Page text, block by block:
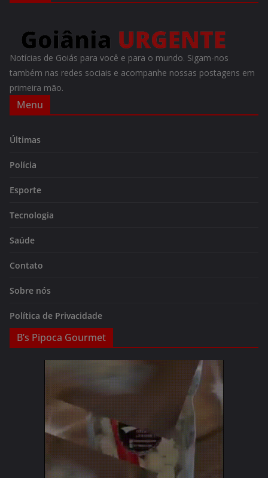
Notícias de Goiás para você e para o mundo. Sigam-nos
também nas redes sociais e acompanhe nossas postagens em
primeira mão.
Menu
Últimas
Polícia
Esporte
Tecnologia
Saúde
Contato
Sobre nós
Política de Privacidade
B’s Pipoca Gourmet